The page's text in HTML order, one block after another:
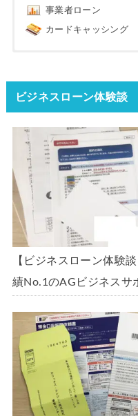
事業者ローン
カードキャッシング
ビジネスローン体験談
【ビジネスローン体験
績No.1のAGビジネスサ
300万円の枠で翌日に借
した。全手順を丁寧に
す。